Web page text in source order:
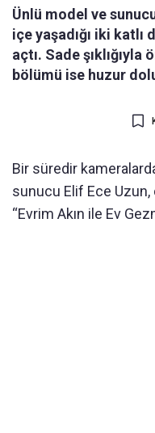
Ünlü model ve
içe yaşadığı iki katlı
açtı. Sade
bölümü ise huzur
Bir süredir
sunucu Elif Ece Uzun,
“Evrim Akın ile Ev